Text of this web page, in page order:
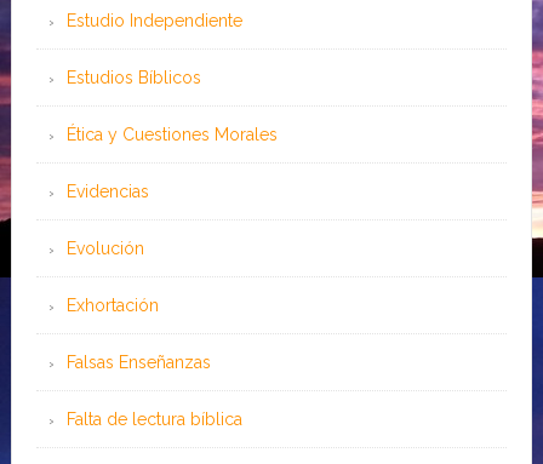
Estudio Independiente
Estudios Bíblicos
Ética y Cuestiones Morales
Evidencias
Evolución
Exhortación
Falsas Enseñanzas
Falta de lectura bíblica